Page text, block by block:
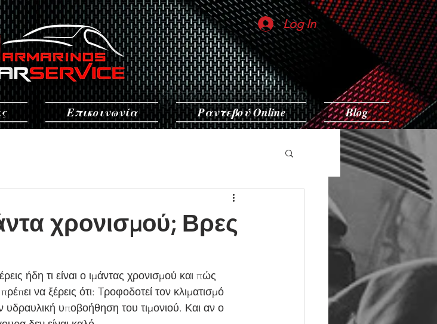
Επικοινωνία Ραντεβού Online Blog
Log In
χρονισμού; Βρες
ήδη τι είναι ο ιμάντας χρονισμού και πώς
να ξέρεις ότι: Tροφοδοτεί τον κλιματισμό
υδραυλική υποβοήθηση του τιμονιού. Και αν ο